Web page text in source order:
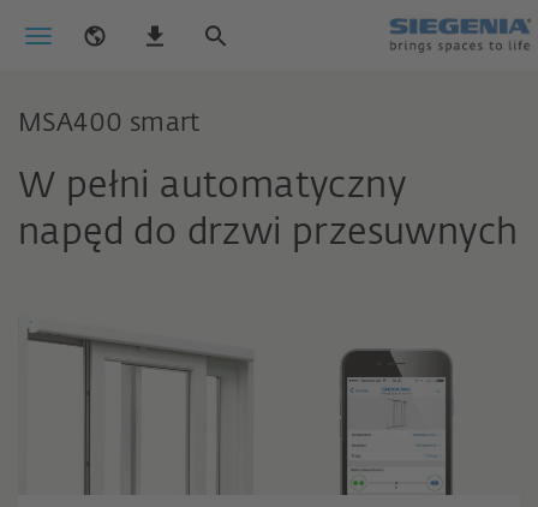
MSA400 smart
W pełni automatyczny
napęd do drzwi przesuwnych